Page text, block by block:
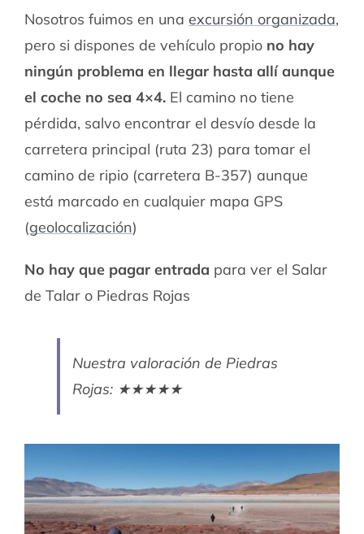
Nosotros fuimos en una excursión organizada,
pero si dispones de vehículo propio no hay
ningún problema en llegar hasta allí aunque
el coche no sea 4×4.El camino no tiene
pérdida, salvo encontrar el desvío desde la
carretera principal (ruta 23) para tomar el
camino de ripio (carretera B-357) aunque
está marcado en cualquier mapa GPS
(geolocalización)
No hay que pagar entrada para ver el Salar
de Talar o Piedras Rojas
Nuestra valoración de Piedras
Rojas: ★★★★★